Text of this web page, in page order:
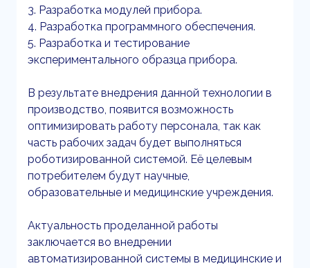
3. Разработка модулей прибора.
4. Разработка программного обеспечения.
5. Разработка и тестирование
экспериментального образца прибора.
В результате внедрения данной технологии в
производство, появится возможность
оптимизировать работу персонала, так как
часть рабочих задач будет выполняться
роботизированной системой. Её целевым
потребителем будут научные,
образовательные и медицинские учреждения.
Актуальность проделанной работы
заключается во внедрении
автоматизированной системы в медицинские и